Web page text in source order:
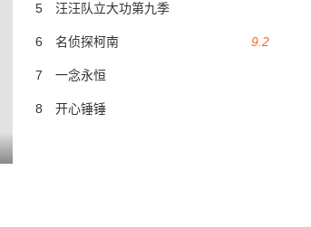
5 汪汪队立大功第九季
9.2
6 名侦探柯南
7 一念永恒
8 开心锤锤